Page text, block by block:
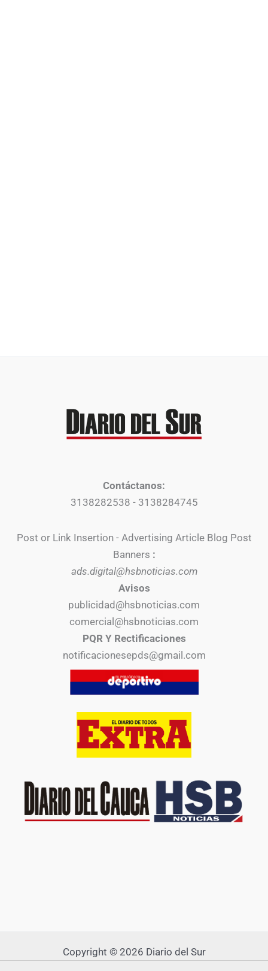
Contáctanos:
3138282538 - 3138284745
Post or Link Insertion - Advertising Article Blog Post
Banners :
ads.digital@hsbnoticias.com
Avisos
publicidad@hsbnoticias.com
comercial@hsbnoticias.com
PQR Y Rectificaciones
notificacionesepds@gmail.com
Copyright © 2026 Diario del Sur